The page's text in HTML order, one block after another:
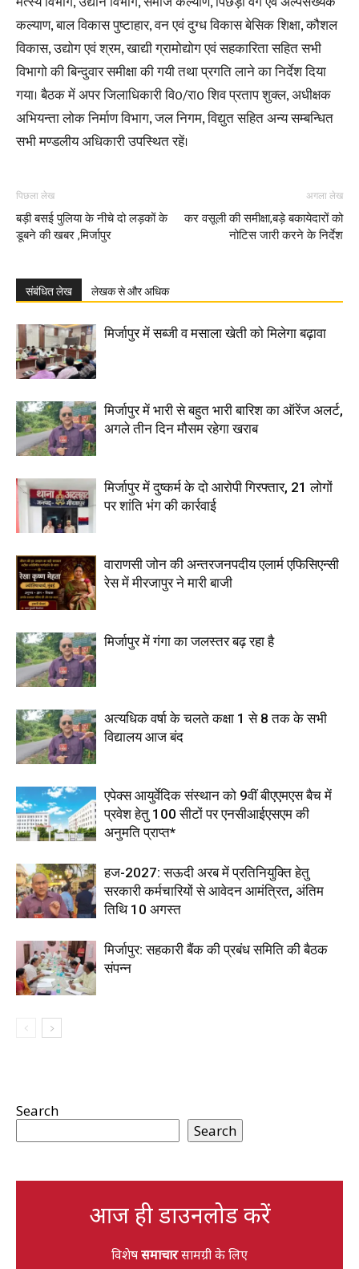
कल्याण, बाल विकास पुष्टाहार, वन एवं दुग्ध विकास बेसिक शिक्षा, कौशल
विकास, उद्योग एवं श्रम, खाद्यी ग्रामोद्योग एवं सहकारिता सहित सभी
विभागो की बिन्दुवार समीक्षा की गयी तथा प्रगति लाने का निर्देश दिया
गया। बैठक में अपर जिलाधिकारी वि0/रा0 शिव प्रताप शुक्ल, अधीक्षक
अभियन्ता लोक निर्माण विभाग, जल निगम, विद्युत सहित अन्य सम्बन्धित
सभी मण्डलीय अधिकारी उपस्थित रहें।
पिछला लेख
बड़ी बसई पुलिया के नीचे दो लड़कों के
डूबने की खबर ,मिर्जापुर
अगला लेख
कर वसूली की समीक्षा,बड़े बकायेदारों को
नोटिस जारी करने के निर्देश
संबंधित लेख लेखक से और अधिक
मिर्जापुर में सब्जी व मसाला खेती को मिलेगा बढ़ावा
मिर्जापुर में भारी से बहुत भारी बारिश का ऑरेंज अलर्ट,
अगले तीन दिन मौसम रहेगा खराब
मिर्जापुर में दुष्कर्म के दो आरोपी गिरफ्तार, 21 लोगों
पर शांति भंग की कार्रवाई
वाराणसी जोन की अन्तरजनपदीय एलार्म एफिसिएन्सी
रेस में मीरजापुर ने मारी बाजी
मिर्जापुर में गंगा का जलस्तर बढ़ रहा है
अत्यधिक वर्षा के चलते कक्षा 1 से 8 तक के सभी
विद्यालय आज बंद
एपेक्स आयुर्वेदिक संस्थान को 9वीं बीएएमएस बैच में
प्रवेश हेतु 100 सीटों पर एनसीआईएसएम की
अनुमति प्राप्त*
हज-2027: सऊदी अरब में प्रतिनियुक्ति हेतु
सरकारी कर्मचारियों से आवेदन आमंत्रित, अंतिम
तिथि 10 अगस्त
मिर्जापुर: सहकारी बैंक की प्रबंध समिति की बैठक
संपन्न
Search
Search
आज ही डाउनलोड करें
विशेषसमाचारसामग्री के लिए